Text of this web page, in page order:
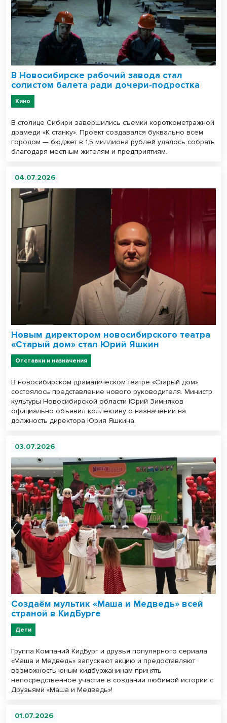
В Новосибирске рабочий завода стал
солистом балета ради дочери-подростка
Кино
В столице Сибири завершились съемки короткометражной
драмеди «К станку». Проект создавался буквально всем
городом — бюджет в 1,5 миллиона рублей удалось собрать
благодаря местным жителям и предприятиям.
04.07.2026
Новым директором новосибирского театра
«Старый дом» стал Юрий Яшкин
Отставки и назначения
В новосибирском драматическом театре «Старый дом»
состоялось представление нового руководителя. Министр
культуры Новосибирской области Юрий Зимняков
официально объявил коллективу о назначении на
должность директора Юрия Яшкина.
03.07.2026
Создаём мультик «Маша и Медведь» всей
страной в КидБурге
Дети
Группа Компаний КидБург и друзья популярного сериала
«Маша и Медведь» запускают акцию и предоставляют
возможность юным кидбуржанинам принять
непосредственное участие в создании любимой истории с
Друзьями «Маша и Медведь»!
01.07.2026